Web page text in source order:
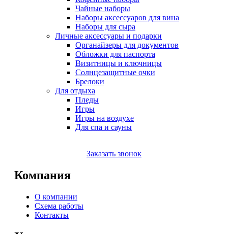
Чайные наборы
Наборы аксессуаров для вина
Наборы для сыра
Личные аксессуары и подарки
Органайзеры для документов
Обложки для паспорта
Визитницы и ключницы
Солнцезащитные очки
Брелоки
Для отдыха
Пледы
Игры
Игры на воздухе
Для спа и сауны
Заказать звонок
Компания
О компании
Схема работы
Контакты